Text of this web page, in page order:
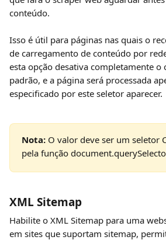
conteúdo.
Isso é útil para páginas nas quais o
de carregamento de conteúdo por
esta opção desativa completamente
padrão, e a página será processada
especificado por este seletor aparecer.
Nota: O valor deve ser um seletor
pela função
XML Sitemap
Habilite o XML Sitemap para uma
em sites que suportam sitemap,